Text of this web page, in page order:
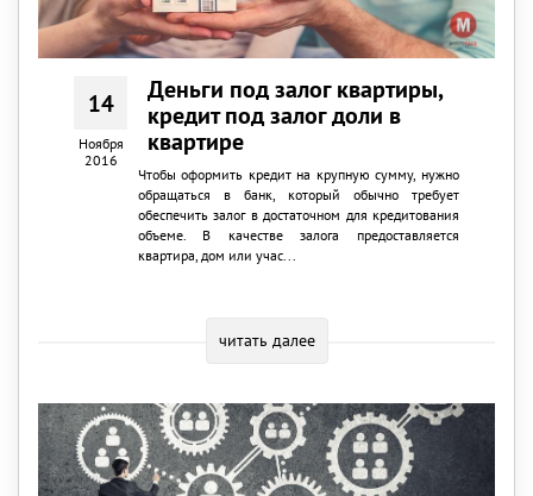
14
Ноября
2016
Деньги под залог квартиры,
кредит под залог доли в
квартире
Чтобы оформить кредит на крупную сумму, нужно
обращаться в банк, который обычно требует
обеспечить залог в достаточном для кредитования
объеме. В качестве залога предоставляется
квартира, дом или учас...
читать далее